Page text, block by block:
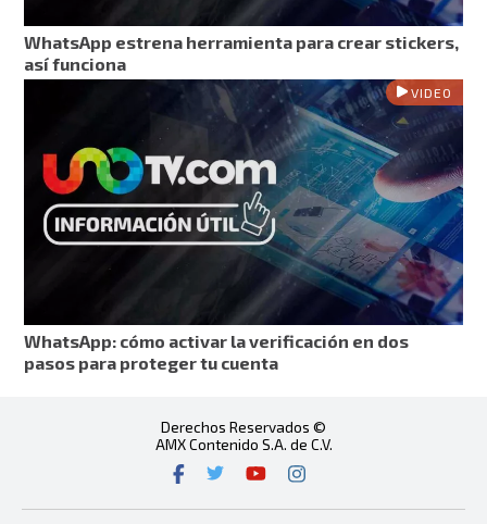
WhatsApp estrena herramienta para crear stickers,
así funciona
VIDEO
WhatsApp: cómo activar la verificación en dos
pasos para proteger tu cuenta
Derechos Reservados ©
AMX Contenido S.A. de C.V.